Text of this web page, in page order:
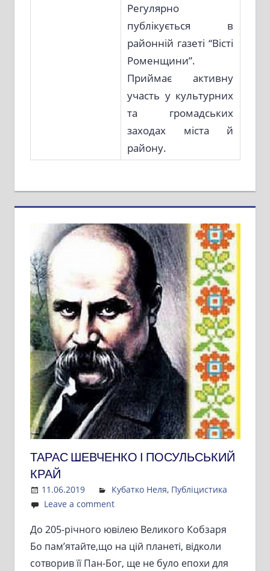
Регулярно
публікується в
районній газеті “Вісті
Роменщини”.
Приймає активну
участь у культурних
та громадських
заходах міста й
району.
ТАРАС ШЕВЧЕНКО І ПОСУЛЬСЬКИЙ
КРАЙ
11.06.2019 Admin
Кубатко Неля, Публіцистика
Leave a comment
До 205-річного ювілею Великого Кобзаря
Бо пам’ятайте,що на цій планеті, відколи
сотворив її Пан-Бог, ще не було епохи для